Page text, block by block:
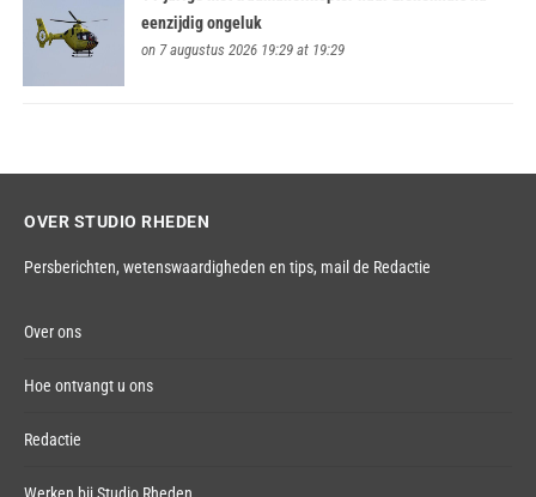
eenzijdig ongeluk
on 7 augustus 2026 19:29 at 19:29
OVER STUDIO RHEDEN
Persberichten, wetenswaardigheden en tips, mail de Redactie
Over ons
Hoe ontvangt u ons
Redactie
Werken bij Studio Rheden